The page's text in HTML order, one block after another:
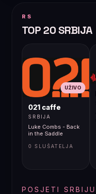
RS
TOP 20 SRBIJA
UŽIVO
021 caffe
SRBIJA
Luke Combs - Back
in the Saddle
0 SLUŠATELJA
POSJETI SRBIJU